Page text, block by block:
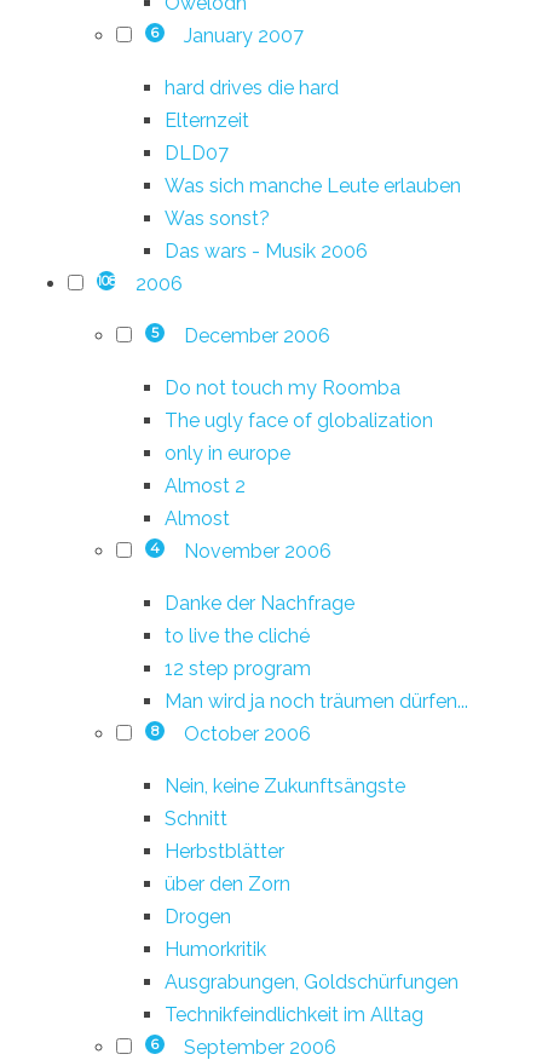
6 January 2007
hard drives die hard
Elternzeit
DLD07
Was sich manche Leute erlauben
Was sonst?
Das wars - Musik 2006
108 2006
5 December 2006
Do not touch my Roomba
The ugly face of globalization
only in europe
Almost 2
Almost
4 November 2006
Danke der Nachfrage
to live the cliché
12 step program
Man wird ja noch träumen dürfen...
8 October 2006
Nein, keine Zukunftsängste
Schnitt
Herbstblätter
über den Zorn
Drogen
Humorkritik
Ausgrabungen, Goldschürfungen
Technikfeindlichkeit im Alltag
6 September 2006